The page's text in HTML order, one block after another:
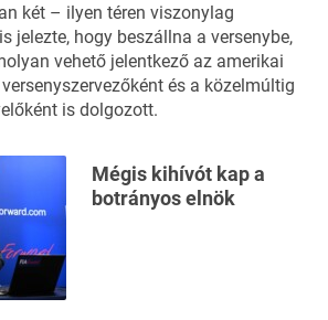
két – ilyen téren viszonylag
jelezte, hogy beszállna a versenybe,
vehető jelentkező az amerikai
és a közelmúltig
is dolgozott.
Mégis kihívót kap a
botrányos elnök